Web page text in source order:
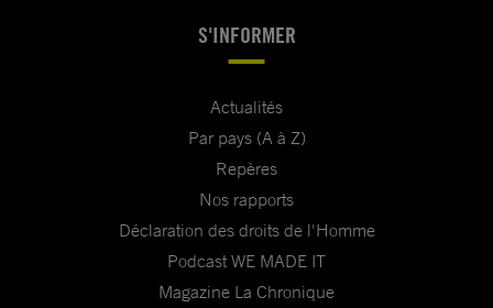
S'INFORMER
Actualités
Par pays (A à Z)
Repères
Nos rapports
Déclaration des droits de l'Homme
Podcast WE MADE IT
Magazine La Chronique